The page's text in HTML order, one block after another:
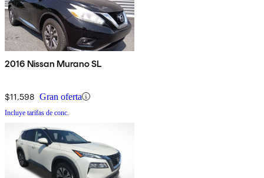
2016 Nissan Murano SL
$11,598 Gran oferta
Incluye tarifas de conc.